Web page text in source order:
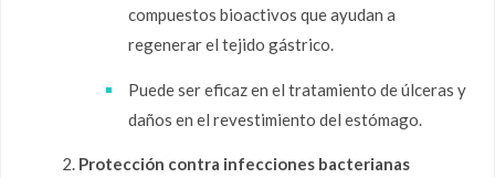
compuestos bioactivos que ayudan a
regenerar el tejido gástrico.
Puede ser eficaz en el tratamiento de úlceras y
daños en el revestimiento del estómago.
Protección contra infecciones bacterianas